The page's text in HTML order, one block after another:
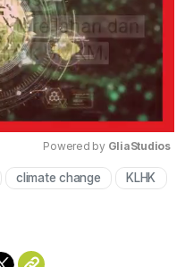
Mute
Powered by GliaStudios
climate change KLHK